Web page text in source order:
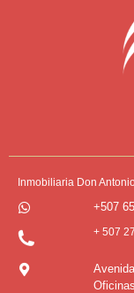
Inmobiliaria Don
+507
+ 507